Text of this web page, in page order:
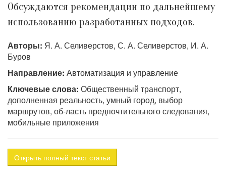
Обсуждаются рекомендации по дальнейшему
использованию разработанных подходов.
Авторы: Я. А. Селиверстов, С. А. Селиверстов, И. А.
Буров
Направление: Автоматизация и управление
Ключевые слова: Общественный транспорт,
дополненная реальность, умный город, выбор
маршрутов, об-ласть предпочтительного следования,
мобильные приложения
Открыть полный текст статьи